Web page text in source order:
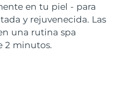
en tu piel - para
y rejuvenecida. Las
una rutina spa
2 minutos.